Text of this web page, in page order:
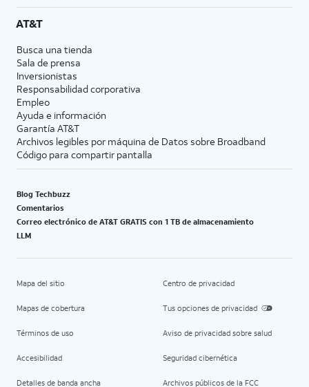
AT&T
Busca una tienda
Sala de prensa
Inversionistas
Responsabilidad corporativa
Empleo
Ayuda e información
Garantía AT&T
Archivos legibles por máquina de Datos sobre Broadband
Código para compartir pantalla
Blog Techbuzz
Comentarios
Correo electrónico de AT&T GRATIS con 1 TB de almacenamiento
LLM
Mapa del sitio
Mapas de cobertura
Términos de uso
Accesibilidad
Detalles de banda ancha
Centro de privacidad
Tus opciones de privacidad
Aviso de privacidad sobre salud
Seguridad cibernética
Archivos públicos de la FCC